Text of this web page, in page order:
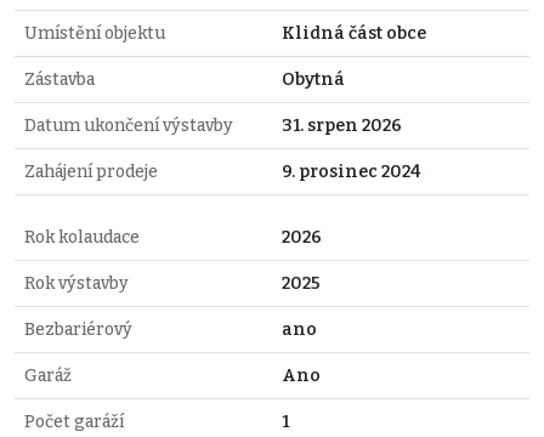
Umístění objektu Klidná část obce
Zástavba Obytná
Datum ukončení výstavby 31. srpen 2026
Zahájení prodeje 9. prosinec 2024
Rok kolaudace 2026
Rok výstavby 2025
Bezbariérový ano
Garáž Ano
Počet garáží 1